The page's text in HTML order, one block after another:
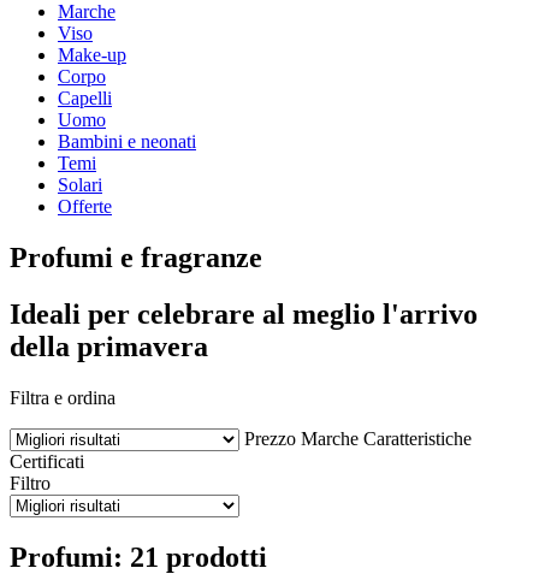
Marche
Viso
Make-up
Corpo
Capelli
Uomo
Bambini e neonati
Temi
Solari
Offerte
Profumi e fragranze
Ideali per celebrare al meglio l'arrivo
della primavera
Filtra e ordina
Prezzo Marche Caratteristiche
Certificati
Filtro
Profumi: 21 prodotti